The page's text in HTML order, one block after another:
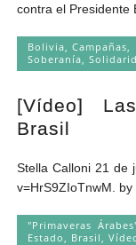
contra el Presidente
Bolivia ,Campañas
Soberanía
[Vídeo]
Brasil
Stella Calloni 21 de
v=HrS9ZIoTnwM. by
"Primaveras
Estado
Brasil